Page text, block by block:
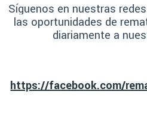
Síguenos en nuestras
las oportunidades de
diariamente a
https://facebook.com/